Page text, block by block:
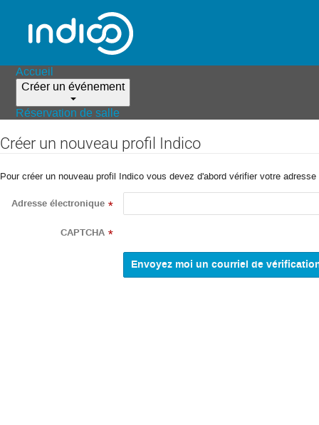
Accueil
Créer un événement
Réservation de salle
Créer un nouveau profil Indico
Pour créer un nouveau profil Indico vous devez d'abord vérifier votre
Adresse électronique *
CAPTCHA *